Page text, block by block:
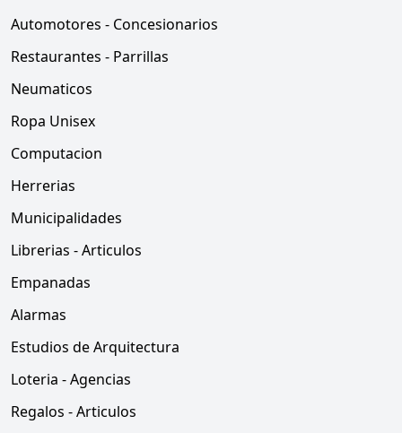
Automotores - Concesionarios
Restaurantes - Parrillas
Neumaticos
Ropa Unisex
Computacion
Herrerias
Municipalidades
Librerias - Articulos
Empanadas
Alarmas
Estudios de Arquitectura
Loteria - Agencias
Regalos - Articulos